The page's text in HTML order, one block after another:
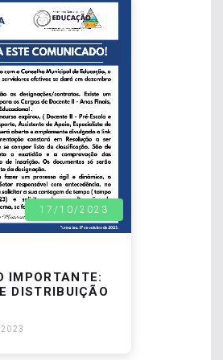
17/10/2023
IMPORTANTE:
DISTRIBUIÇÃO